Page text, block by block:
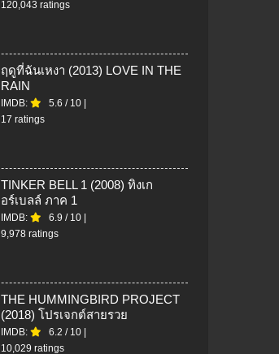
120,043 ratings
ฤดูที่ฉันเหงา (2013) LOVE IN THE
RAIN
IMDB: 5.6 / 10
17 ratings
TINKER BELL 1 (2008) ทิงเก
อร์เบลล์ ภาค 1
IMDB: 6.9 / 10
9,978 ratings
THE HUMMINGBIRD PROJECT
(2018) โปรเจกต์สายรวย
IMDB: 6.2 / 10
10,029 ratings